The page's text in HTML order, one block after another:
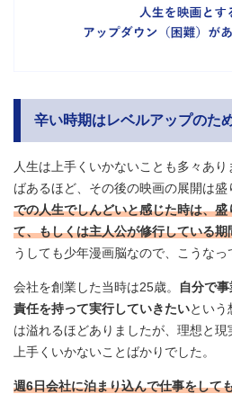
辛い時期はレベルアップのた
人生は上手くいかないことも多々あ
ばあるほど、その後の映画の展開は盛
での人生でしんどいと感じた時は、
て、もしくは主人公が修行している
うしても少年漫画脳なので、こうなっ
会社を創業した当時は25歳。 自分で
責任を持って実行していきたいという
は溢れるほどありましたが、理想と現
上手くいかないことばかりでした。
週6日会社に泊まり込んで仕事をして